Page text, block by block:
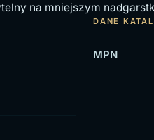
na mniejszym
DANE
MPN